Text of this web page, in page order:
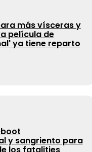
más vísceras y
película de
ya tiene reparto
y sangriento para